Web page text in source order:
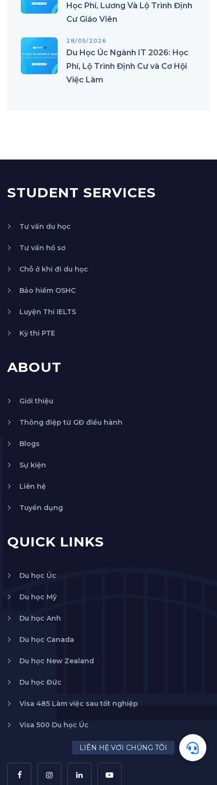
Học Phí, Lương Và Lộ Trình Định
Cư Giáo Viên
28/05/2026
Du Học Úc Ngành IT 2026: Học
Phí, Lộ Trình Định Cư và Cơ Hội
Việc Làm
STUDENT SERVICES
Tư vấn du học
Tư vấn hồ sơ
Chỗ ở khi đi du học
Bảo hiểm OSHC
Luyện Thi IELTS
Kỳ thi PTE
ABOUT
Giới thiệu
Thông điệp từ GĐ điều hành
Blogs
Sự kiện
Liên hệ
Tuyển dụng
QUICK LINKS
Du học Úc
Du học Mỹ
Du học Anh
Du học Canada
Du học New Zealand
Du học Đức
Visa 485 Làm việc sau tốt nghiệp
Visa 500 Du học Úc